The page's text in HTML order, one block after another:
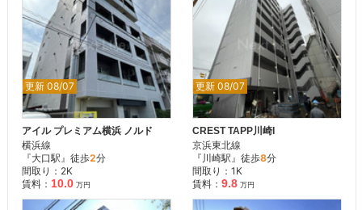
更新 08/07
アイル プレミアム横浜 ノルド
横浜線
『大口駅』徒歩2分
間取り：2K
賃料： 10.0 万円
更新 08/07
CREST TAPP川崎I
京浜東北線
『川崎駅』徒歩8分
間取り：1K
賃料： 9.8 万円